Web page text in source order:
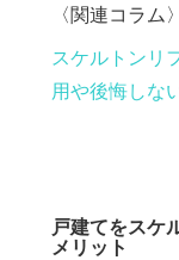
〈関連コラム〉
スケルトンリ
用や後悔しな
戸建てをスケ
メリット